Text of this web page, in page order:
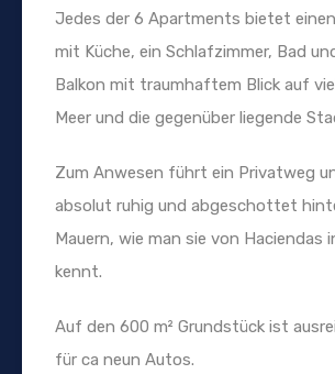
Jedes der 6 Apartments bietet
mit Küche, ein Schlafzimmer, Bad
Balkon mit traumhaftem Blick auf
Meer und die gegenüber liegende
Zum Anwesen führt ein Privatweg
absolut ruhig und abgeschottet
Mauern, wie man sie von Haciendas
kennt.
Auf den 600 m² Grundstück ist
für ca neun Autos.